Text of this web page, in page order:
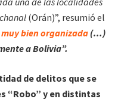
(Orán)”, resumió el
bien organizada(…)
a Bolivia”.
de delitos que se
“Robo” y en distintas